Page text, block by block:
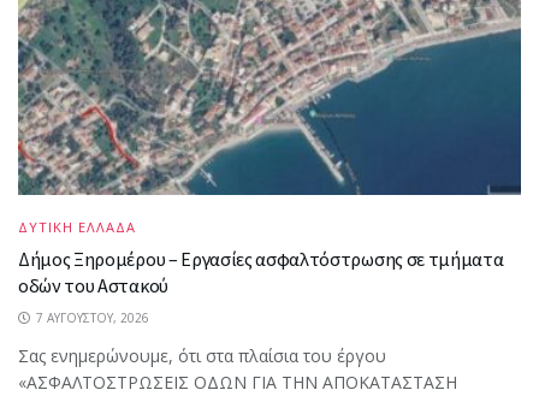
ΔΥΤΙΚΗ ΕΛΛΑΔΑ
Δήμος Ξηρομέρου – Εργασίες ασφαλτόστρωσης σε τμήματα
οδών του Αστακού
7 ΑΥΓΟΎΣΤΟΥ, 2026
Σας ενημερώνουμε, ότι στα πλαίσια του έργου
«ΑΣΦΑΛΤΟΣΤΡΩΣΕΙΣ ΟΔΩΝ ΓΙΑ ΤΗΝ ΑΠΟΚΑΤΑΣΤΑΣΗ